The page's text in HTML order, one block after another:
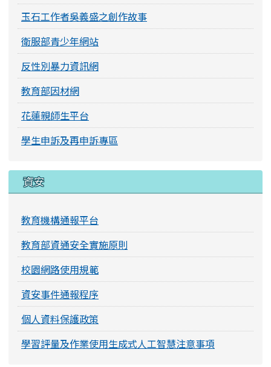
玉石工作者吳義盛之創作故事
衛服部青少年網站
反性別暴力資訊網
教育部因材網
花蓮親師生平台
學生申訴及再申訴專區
資安
教育機構通報平台
教育部資通安全實施原則
校園網路使用規範
資安事件通報程序
個人資料保護政策
學習評量及作業使用生成式人工智慧注意事項